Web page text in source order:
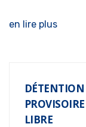
en lire plus
DÉTENTION
LIBRE